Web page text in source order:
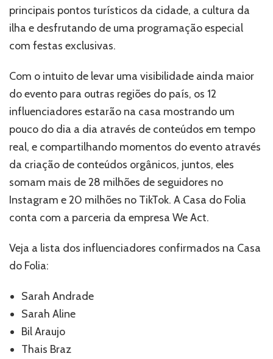
principais pontos turísticos da cidade, a cultura da
ilha e desfrutando de uma programação especial
com festas exclusivas.
Com o intuito de levar uma visibilidade ainda maior
do evento para outras regiões do país, os 12
influenciadores estarão na casa mostrando um
pouco do dia a dia através de conteúdos em tempo
real, e compartilhando momentos do evento através
da criação de conteúdos orgânicos, juntos, eles
somam mais de 28 milhões de seguidores no
Instagram e 20 milhões no TikTok. A Casa do Folia
conta com a parceria da empresa We Act.
Veja a lista dos influenciadores confirmados na Casa
do Folia:
Sarah Andrade
Sarah Aline
Bil Araujo
Thais Braz